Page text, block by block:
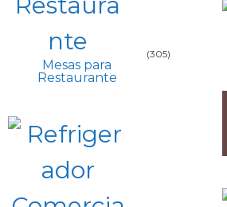
Mesas para
Restaurante
(305)